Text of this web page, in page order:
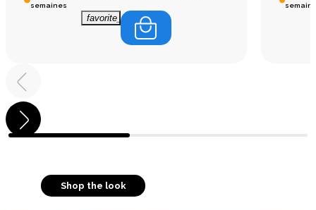
semaines
favorite_border
Shop the look